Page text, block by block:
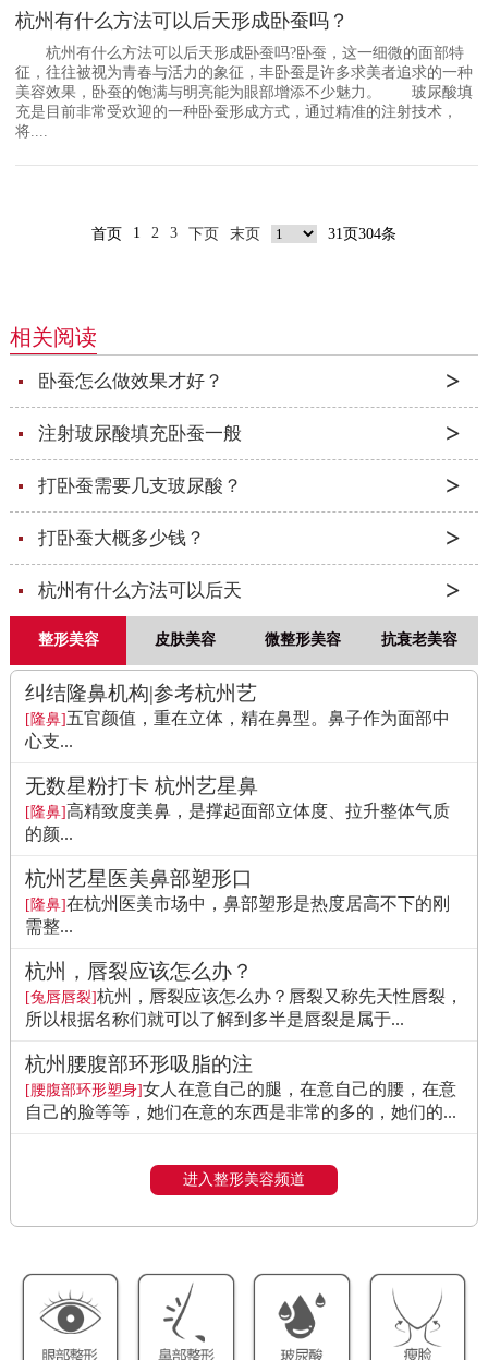
杭州有什么方法可以后天形成卧蚕吗？
杭州有什么方法可以后天形成卧蚕吗?卧蚕，这一细微的面部特
征，往往被视为青春与活力的象征，丰卧蚕是许多求美者追求的一种
美容效果，卧蚕的饱满与明亮能为眼部增添不少魅力。 玻尿酸填
充是目前非常受欢迎的一种卧蚕形成方式，通过精准的注射技术，
将....
首页 1 2 3 下页 末页 31页304条
相关阅读
卧蚕怎么做效果才好？
注射玻尿酸填充卧蚕一般
打卧蚕需要几支玻尿酸？
打卧蚕大概多少钱？
杭州有什么方法可以后天
整形美容 皮肤美容 微整形美容 抗衰老美容
纠结隆鼻机构|参考杭州艺
[隆鼻]五官颜值，重在立体，精在鼻型。鼻子作为面部中
心支...
无数星粉打卡 杭州艺星鼻
[隆鼻]高精致度美鼻，是撑起面部立体度、拉升整体气质
的颜...
杭州艺星医美鼻部塑形口
[隆鼻]在杭州医美市场中，鼻部塑形是热度居高不下的刚
需整...
杭州，唇裂应该怎么办？
[兔唇唇裂]杭州，唇裂应该怎么办？唇裂又称先天性唇裂，
所以根据名称们就可以了解到多半是唇裂是属于...
杭州腰腹部环形吸脂的注
[腰腹部环形塑身]女人在意自己的腿，在意自己的腰，在意
自己的脸等等，她们在意的东西是非常的多的，她们的...
进入整形美容频道